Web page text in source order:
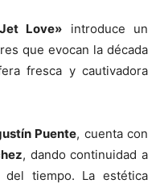
Love» introduce un
que evocan la década
fresca y cautivadora
Puente, cuenta con
, dando continuidad a
tiempo. La estética